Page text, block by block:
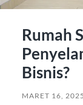
Rumah
Bisnis?
MARET 16, 2025